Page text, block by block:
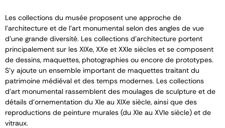
Les collections du musée proposent une approche de
l’architecture et de l’art monumental selon des angles de vue
d’une grande diversité. Les collections d’architecture portent
principalement sur les XIXe, XXe et XXIe siècles et se composent
de dessins, maquettes, photographies ou encore de prototypes.
S’y ajoute un ensemble important de maquettes traitant du
patrimoine médiéval et des temps modernes. Les collections
d’art monumental rassemblent des moulages de sculpture et de
détails d’ornementation du XIe au XIXe siècle, ainsi que des
reproductions de peinture murales (du XIe au XVIe siècle) et de
vitraux.